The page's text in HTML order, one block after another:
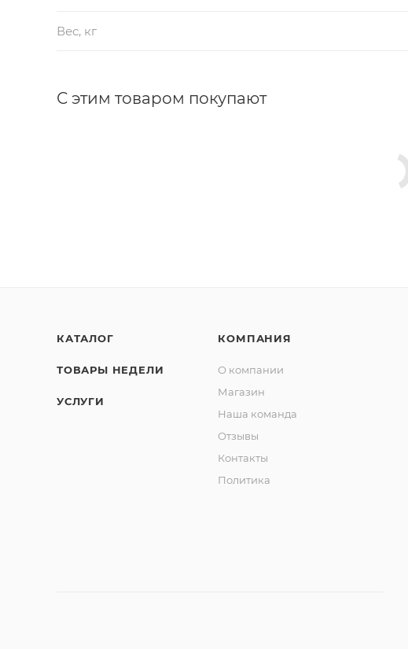
Вес, кг
С этим товаром покупают
КАТАЛОГ
ТОВАРЫ НЕДЕЛИ
УСЛУГИ
КОМПАНИЯ
О компании
Магазин
Наша команда
Отзывы
Контакты
Политика